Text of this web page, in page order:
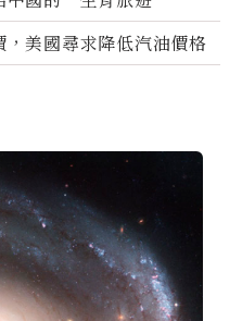
，美國尋求降低汽油價格